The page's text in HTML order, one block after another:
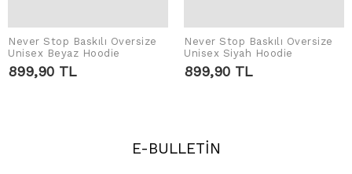
ADD TO CART
Never Stop Baskılı Oversize
Unisex Beyaz Hoodie
899,90 TL
ADD TO CART
Never Stop Baskılı Oversize
Unisex Siyah Hoodie
899,90 TL
E-BULLETİN